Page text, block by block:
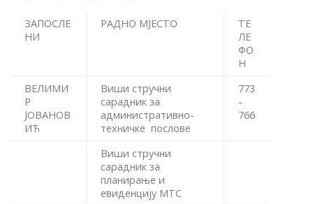
ЗАПОСЛЕ
НИ
РАДНО МЈЕСТО
ТЕ
ЛЕ
ФО
Н
ВЕЛИМИ
Р
ЈОВАНОВ
ИЋ
Виши стручни
сарадник за
административно-
техничке послове
773
-
766
Виши стручни
сарадник за
планирање и
евиденцију МТС